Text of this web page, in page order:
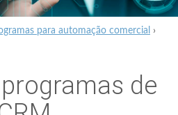
para automação comercial
›
de